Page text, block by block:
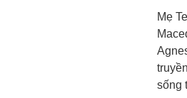
Mẹ
sống